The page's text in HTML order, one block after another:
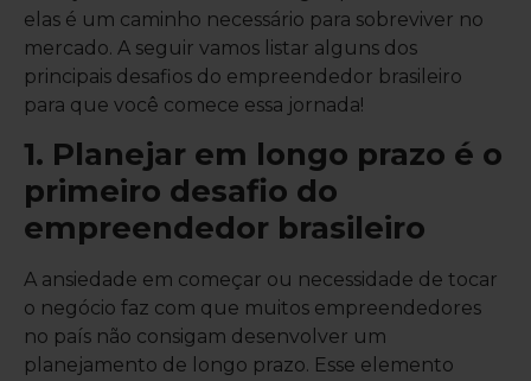
elas é um caminho necessário para sobreviver no
mercado. A seguir vamos listar alguns dos
principais desafios do empreendedor brasileiro
para que você comece essa jornada!
1. Planejar em longo prazo é o
primeiro desafio do
empreendedor brasileiro
A ansiedade em começar ou necessidade de tocar
o negócio faz com que muitos empreendedores
no país não consigam desenvolver um
planejamento de longo prazo. Esse elemento